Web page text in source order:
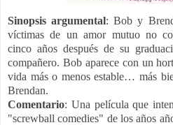
Sinopsis argumental:Bob y
víctimas de un amor mutuo no
cinco años después de su
compañero. Bob aparece con un
vida más o menos estable… más
Brendan.
Comentario: Una película que
"screwball comedies" de los años